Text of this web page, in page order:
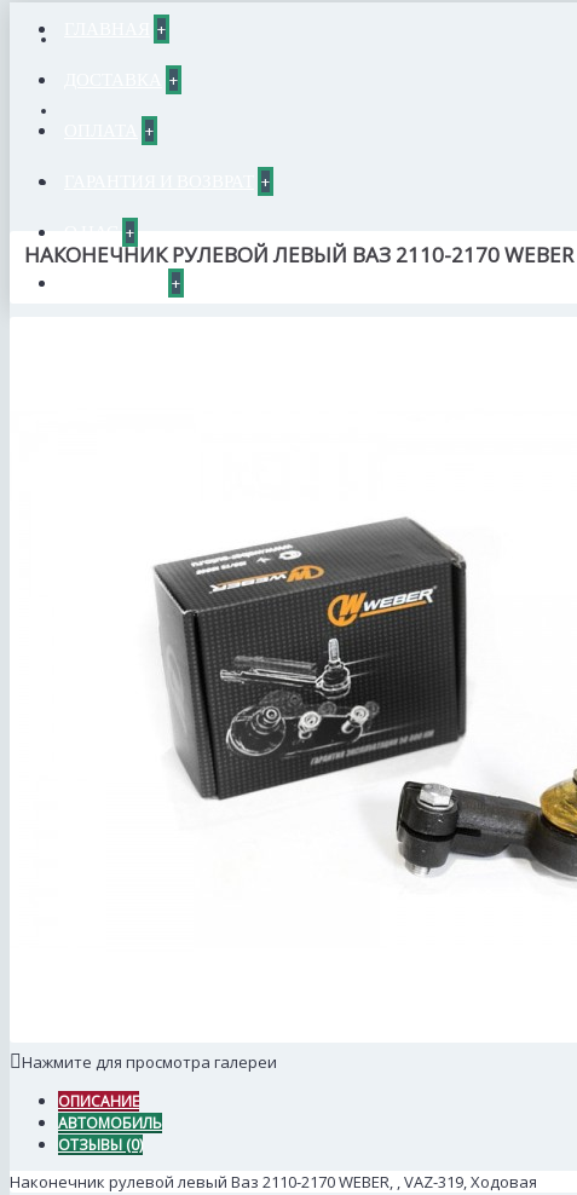
+
+
+
+
+
+
НАКОНЕЧНИК РУЛЕВОЙ ЛЕВЫЙ ВАЗ 2110-2170 WEBER
Нажмите для просмотра галереи
ОПИСАНИЕ
АВТОМОБИЛЬ
ОТЗЫВЫ (0)
Наконечник рулевой левый Ваз 2110-2170 WEBER, , VAZ-319, Ходовая